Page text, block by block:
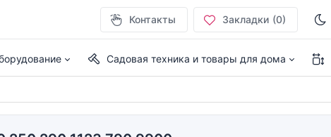
Контакты Закладки (0)
Садовая техника и товары для дома